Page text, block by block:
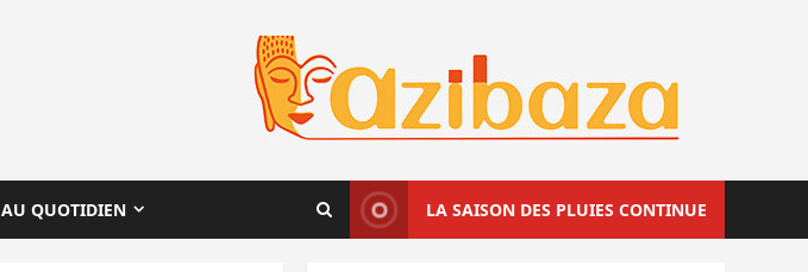
AU QUOTIDIEN LA SAISON DES PLUIES CONTINUE